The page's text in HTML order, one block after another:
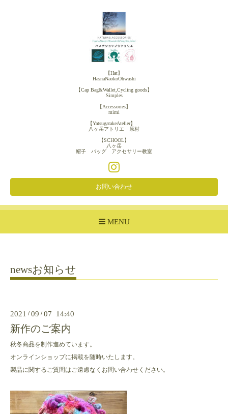
【Hat】
HasnaNaokoOhwashi
【Cap Bag&Wallet,Cycling goods】
Simples
【Accessories】
mimi
【YatsugatakeAtelier】
八ヶ岳アトリエ 原村
【SCHOOL】
八ヶ岳
帽子 バッグ アクセサリー教室
お問い合わせ
MENU
newsお知らせ
2021 /09 /07 14:40
新作のご案内
秋冬商品を制作進めています。
オンラインショップに掲載を随時いたします。
製品に関するご質問はご遠慮なくお問い合わせください。